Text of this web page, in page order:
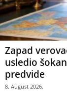
Zapad
usledio
predvide
8. August 2026.